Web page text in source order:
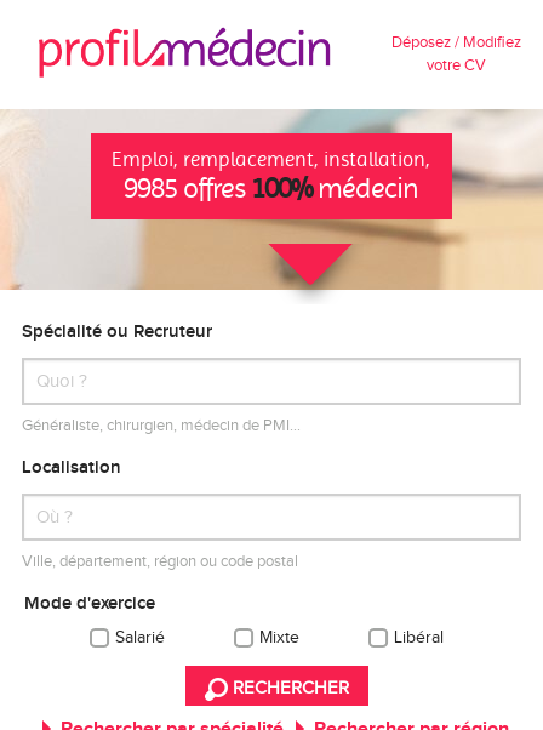
Déposez / Modifiez
votre CV
Emploi, remplacement, installation,
9985 offres 100%médecin
Spécialité ou Recruteur
Généraliste, chirurgien, médecin de PMI…
Localisation
Ville, département, région ou code postal
Mode d'exercice
Salarié Mixte Libéral
RECHERCHER